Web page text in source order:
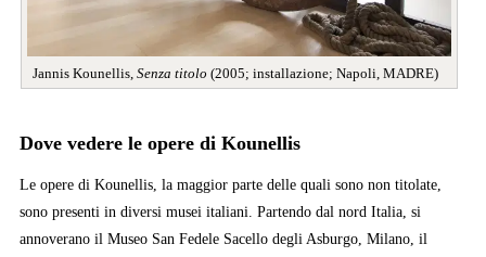
Jannis Kounellis, Senza titolo (2005; installazione; Napoli, MADRE)
Dove vedere le opere di Kounellis
Le opere di Kounellis, la maggior parte delle quali sono non titolate,
sono presenti in diversi musei italiani. Partendo dal nord Italia, si
annoverano il Museo San Fedele Sacello degli Asburgo, Milano, il